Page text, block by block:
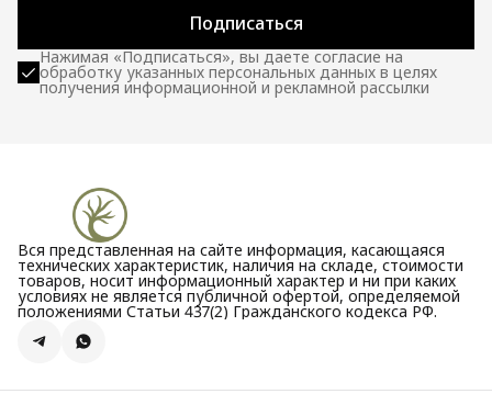
Подписаться
Нажимая «Подписаться», вы даете согласие на
обработку указанных персональных данных в целях
получения информационной и рекламной рассылки
Вся представленная на сайте информация, касающаяся
технических характеристик, наличия на складе, стоимости
товаров, носит информационный характер и ни при каких
условиях не является публичной офертой, определяемой
положениями Статьи 437(2) Гражданского кодекса РФ.